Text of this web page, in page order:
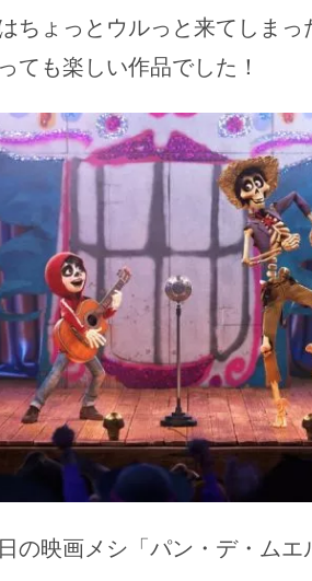
ちょっとウルっと来てしま
ても楽しい作品でした！
の映画メシ「パン・デ・ム